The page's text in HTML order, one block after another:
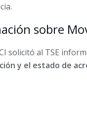
sobre
solicitó al TSE
y el estado de